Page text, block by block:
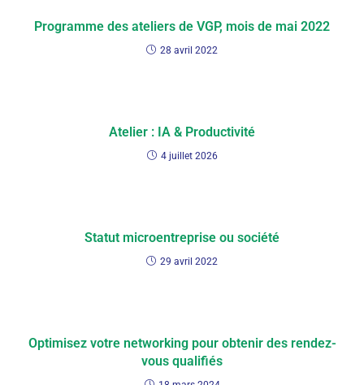
Programme des ateliers de VGP, mois de mai 2022
28 avril 2022
Atelier : IA & Productivité
4 juillet 2026
Statut microentreprise ou société
29 avril 2022
Optimisez votre networking pour obtenir des rendez-
vous qualifiés